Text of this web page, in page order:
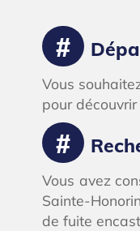
Vous
pour
Vous avez
Sainte-
de fuite